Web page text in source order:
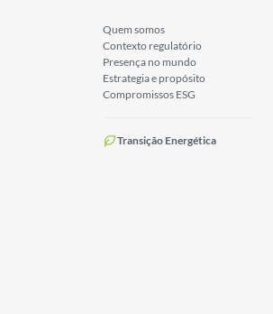
Quem somos
Contexto regulatório
Presença no mundo
Estrategia e propósito
Compromissos ESG
Transição Energética